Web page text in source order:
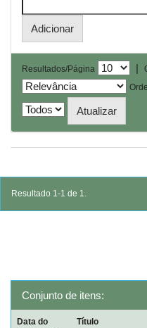
Resultados/Página |
Resultado 1-1 de 1.
Conjunto de itens:
Data do
Título